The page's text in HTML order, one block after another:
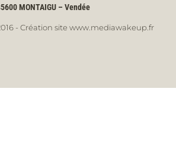
MONTAIGU – Vendée
- Création site www.mediawakeup.fr